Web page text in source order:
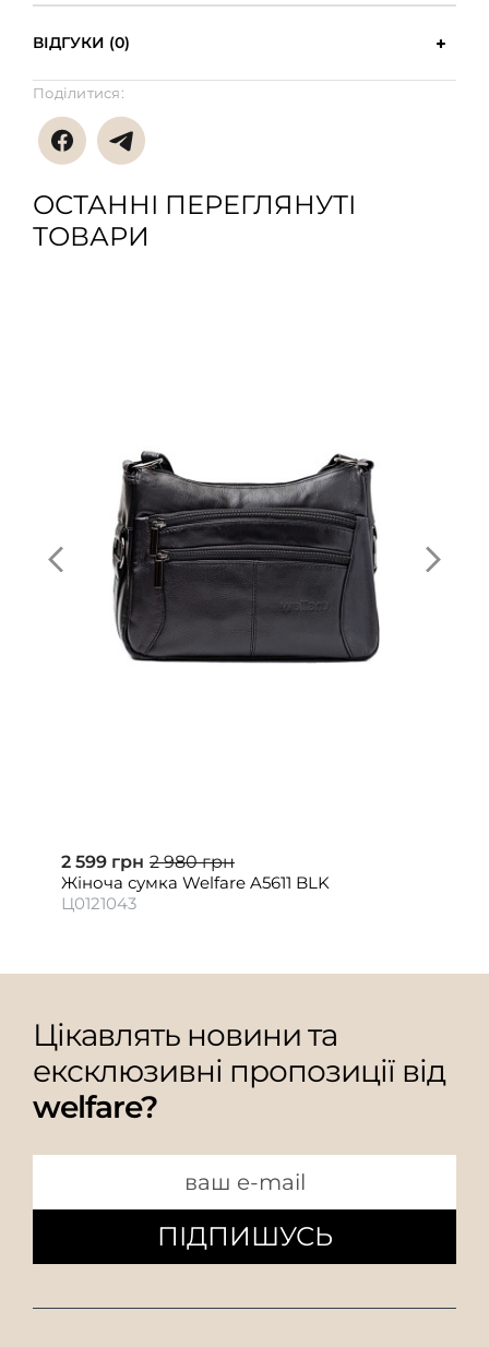
ВІДГУКИ (0)
Поділитися:
ОСТАННІ ПЕРЕГЛЯНУТІ
ТОВАРИ
2 599 грн 2 980 грн
Жіноча сумка Welfare A5611 BLK
Ц0121043
Цікавлять новини та
ексклюзивні пропозиції від
welfare?
ПІДПИШУСЬ